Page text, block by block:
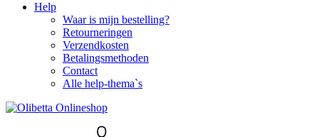
Help
Waar is mijn bestelling?
Retourneringen
Verzendkosten
Betalingsmethoden
Contact
Alle help-thema`s